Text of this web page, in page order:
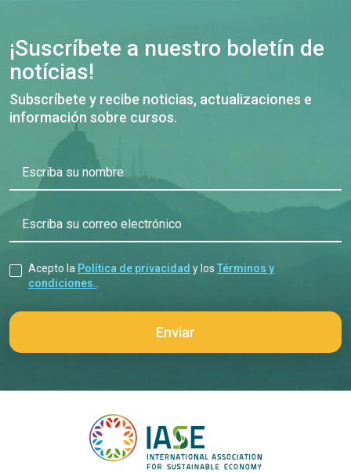
¡Suscríbete a nuestro boletín de
notícias!
Subscríbete y recibe noticias, actualizaciones e
información sobre cursos.
Escriba su nombre
Escriba su correo electrónico
Acepto la Política de privacidad y los Términos y
condiciones.